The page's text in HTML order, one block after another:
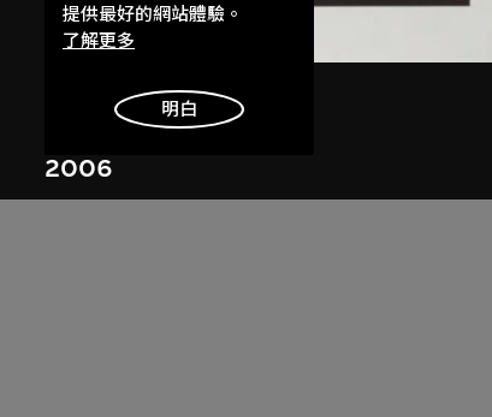
陳光輝
2006
提供最好的網站體驗。
了解更多
明白